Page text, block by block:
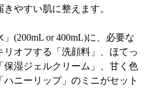
やすい肌に整えます。
(200mL or 400mL)に、必要な
オフする「洗顔料」、ほてっ
保湿ジェルクリーム」、甘く色
ニーリップ」のミニがセット